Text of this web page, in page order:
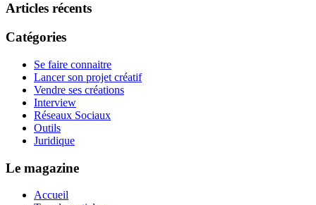
Articles récents
Catégories
Se faire connaitre
Lancer son projet créatif
Vendre ses créations
Interview
Réseaux Sociaux
Outils
Juridique
Le magazine
Accueil